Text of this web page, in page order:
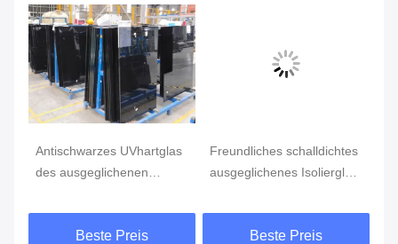
Antischwarzes UVhartglas
des ausgeglichenen
Hitzebeständigkeits-5mm
Beste Preis
Freundliches schalldichtes
ausgeglichenes Isolierglas
täfelt,/kundenspezifisches
ausgeglichenes Glas
Beste Preis